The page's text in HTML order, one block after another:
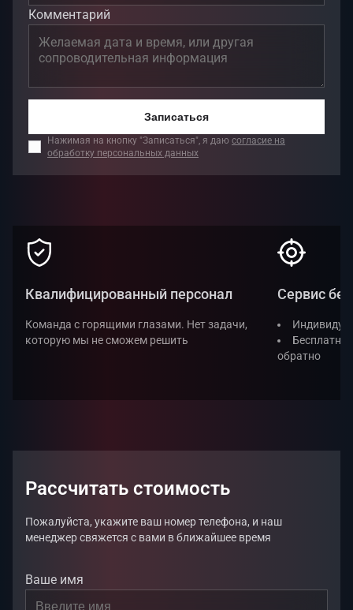
Комментарий
Записаться
Нажимая на кнопку "Записаться", я даю согласие на
обработку персональных данных
Квалифицированный персонал
Команда с горящими глазами. Нет задачи,
которую мы не сможем решить
Сервис
обратно
Рассчитать стоимость
Пожалуйста, укажите ваш номер телефона, и наш
менеджер свяжется с вами в ближайшее время
Ваше имя